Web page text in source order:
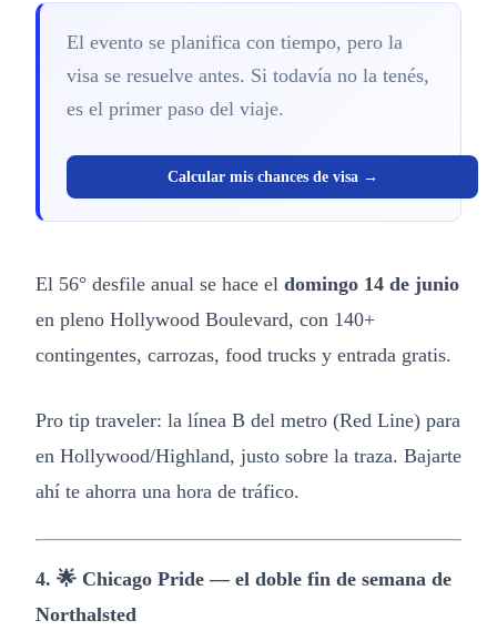
El evento se planifica con tiempo, pero la
visa se resuelve antes. Si todavía no la tenés,
es el primer paso del viaje.
Calcular mis chances de visa →
El 56° desfile anual se hace el domingo 14 de junio
en pleno Hollywood Boulevard, con 140+
contingentes, carrozas, food trucks y entrada gratis.
Pro tip traveler: la línea B del metro (Red Line) para
en Hollywood/Highland, justo sobre la traza. Bajarte
ahí te ahorra una hora de tráfico.
4. 🌟 Chicago Pride — el doble fin de semana de
Northalsted